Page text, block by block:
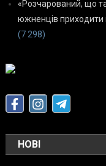
«Розчарований, що
южненців приходити
(7 298)
НОВІ